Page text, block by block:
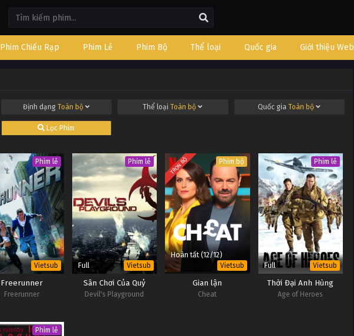
Phim Chiếu Rạp Phim Lẻ Phim Bộ Thể loại Quốc gia Giới thiệu Web
Định dạng Toàn bộ Thể loạiToàn bộ Quốc giaToàn bộ
Lọc Phim
Phim lẻ
Vietsub
Freerunner
Freerunner
Phim lẻ
Full Vietsub
Sân Chơi Của Quỷ
Devil's Playground
TRỌN BỘ Phim bộ
Hoàn tất (12/12)
Vietsub
Gian lận
Cheat
Phim lẻ
Full Vietsub
Thời Đại Anh Hùng
Age of Heroes
Phim lẻ